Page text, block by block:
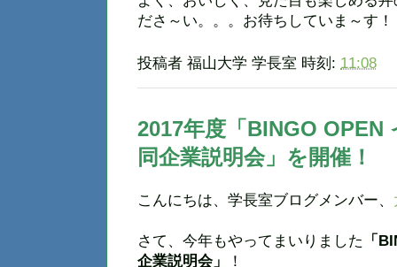
ださ～い。。。お待ちしていま～す！
投稿者 福山大学 学長室 時刻: 11:08
2017年度「BINGO OPEN
同企業説明会」を開催！
こんにちは、学長室ブログメンバー、
さて、今年もやってまいりました
「
企業説明会」
！